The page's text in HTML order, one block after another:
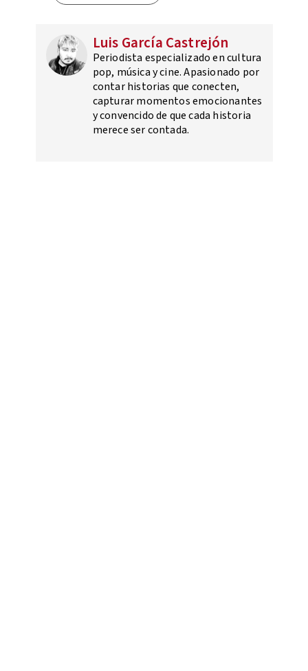
Luis García Castrejón
Periodista especializado en cultura
pop, música y cine. Apasionado por
contar historias que conecten,
capturar momentos emocionantes
y convencido de que cada historia
merece ser contada.